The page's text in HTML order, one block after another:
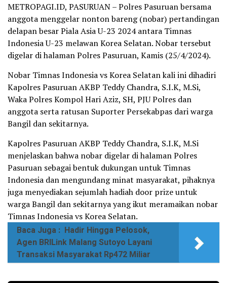
METROPAGI.ID, PASURUAN – Polres Pasuruan bersama
anggota menggelar nonton bareng (nobar) pertandingan
delapan besar Piala Asia U-23 2024 antara Timnas
Indonesia U-23 melawan Korea Selatan. Nobar tersebut
digelar di halaman Polres Pasuruan, Kamis (25/4/2024).
Nobar Timnas Indonesia vs Korea Selatan kali ini dihadiri
Kapolres Pasuruan AKBP Teddy Chandra, S.I.K, M.Si,
Waka Polres Kompol Hari Aziz, SH, PJU Polres dan
anggota serta ratusan Suporter Persekabpas dari warga
Bangil dan sekitarnya.
Kapolres Pasuruan AKBP Teddy Chandra, S.I.K, M.Si
menjelaskan bahwa nobar digelar di halaman Polres
Pasuruan sebagai bentuk dukungan untuk Timnas
Indonesia dan mengundang minat masyarakat, pihaknya
juga menyediakan sejumlah hadiah door prize untuk
warga Bangil dan sekitarnya yang ikut meramaikan nobar
Timnas Indonesia vs Korea Selatan.
Baca Juga : Hadir Hingga Pelosok,
Agen BRILink Malang Sutoyo Layani
Transaksi Masyarakat Rp472 Miliar